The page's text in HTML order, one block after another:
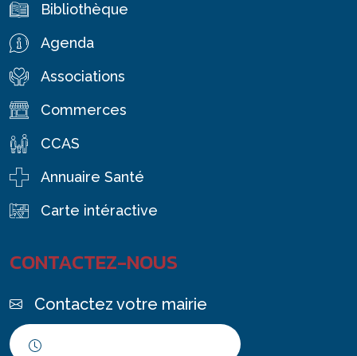
Bibliothèque
Agenda
Associations
Commerces
CCAS
Annuaire Santé
Carte intéractive
CONTACTEZ-NOUS
Contactez votre mairie